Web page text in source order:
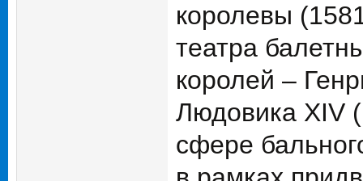
королевы
театра
королей –
Людовика XIV
сфере